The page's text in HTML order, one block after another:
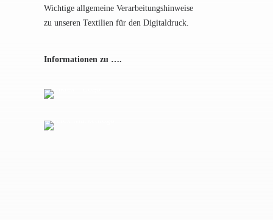
Wichtige allgemeine Verarbeitungshinweise
zu unseren Textilien für den Digitaldruck.
Informationen zu ….